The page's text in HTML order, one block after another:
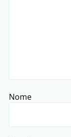
Nome